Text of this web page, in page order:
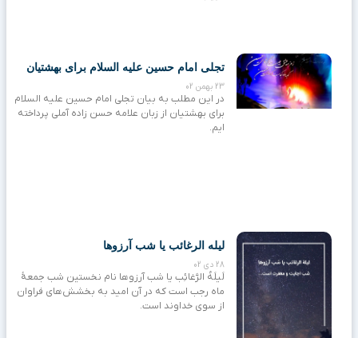
تجلی امام حسین علیه السلام برای بهشتیان
23 بهمن 02
در این مطلب به بیان تجلی امام حسین علیه السلام
برای بهشتیان از زبان علامه حسن زاده آملی پرداخته
ایم.
لیله الرغائب یا شب آرزوها
28 دی 02
لَیلَهُ الرَّغائِب یا شب آرزوها نام نخستین شب جمعهٔ
ماه رجب است که در آن امید به بخشش‌های فراوان
از سوی خداوند است.